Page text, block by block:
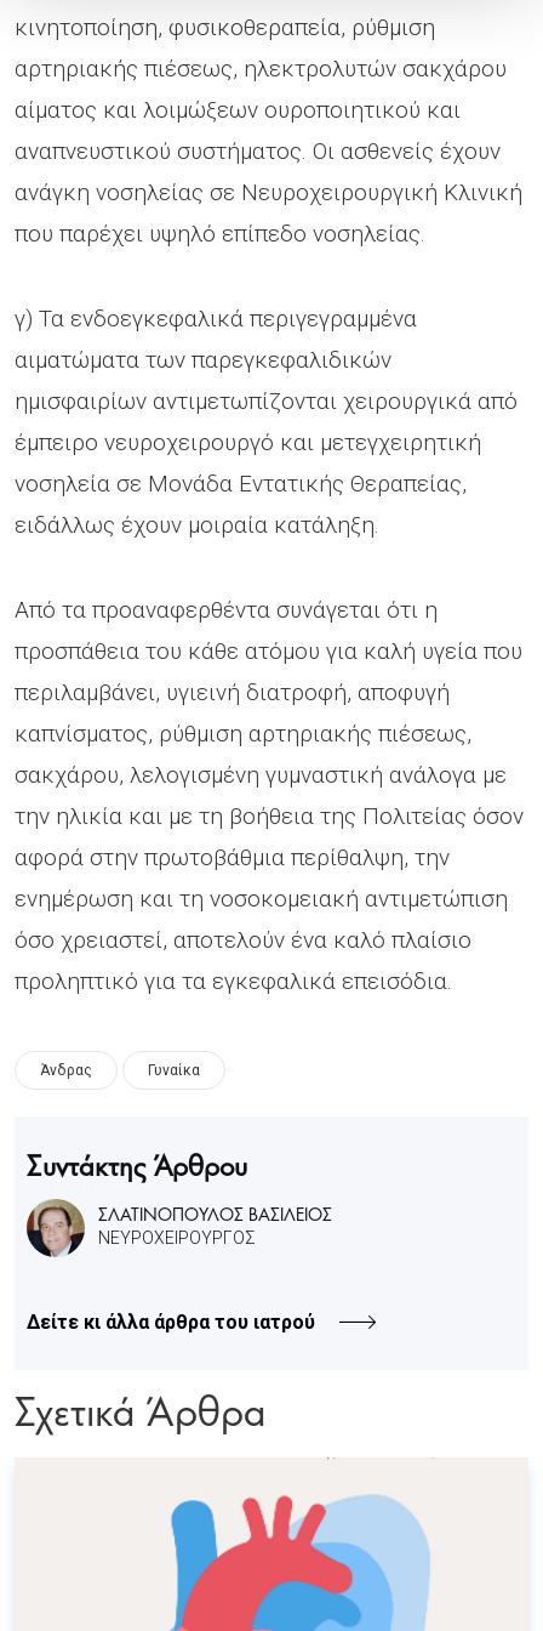
κινητοποίηση, φυσικοθεραπεία, ρύθμιση
αρτηριακής πιέσεως, ηλεκτρολυτών σακχάρου
αίματος και λοιμώξεων ουροποιητικού και
αναπνευστικού συστήματος. Οι ασθενείς έχουν
ανάγκη νοσηλείας σε Νευροχειρουργική Κλινική
που παρέχει υψηλό επίπεδο νοσηλείας.
γ) Τα ενδοεγκεφαλικά περιγεγραμμένα
αιματώματα των παρεγκεφαλιδικών
ημισφαιρίων αντιμετωπίζονται χειρουργικά από
έμπειρο νευροχειρουργό και μετεγχειρητική
νοσηλεία σε Μονάδα Εντατικής Θεραπείας,
ειδάλλως έχουν μοιραία κατάληξη.
Από τα προαναφερθέντα συνάγεται ότι η
προσπάθεια του κάθε ατόμου για καλή υγεία που
περιλαμβάνει, υγιεινή διατροφή, αποφυγή
καπνίσματος, ρύθμιση αρτηριακής πιέσεως,
σακχάρου, λελογισμένη γυμναστική ανάλογα με
την ηλικία και με τη βοήθεια της Πολιτείας όσον
αφορά στην πρωτοβάθμια περίθαλψη, την
ενημέρωση και τη νοσοκομειακή αντιμετώπιση
όσο χρειαστεί, αποτελούν ένα καλό πλαίσιο
προληπτικό για τα εγκεφαλικά επεισόδια.
Άνδρας Γυναίκα
Συντάκτης Άρθρου
ΣΛΑΤΙΝΟΠΟΥΛΟΣ ΒΑΣΙΛΕΙΟΣ
ΝΕΥΡΟΧΕΙΡΟΥΡΓΟΣ
Δείτε κι άλλα άρθρα του ιατρού
Σχετικά Άρθρα